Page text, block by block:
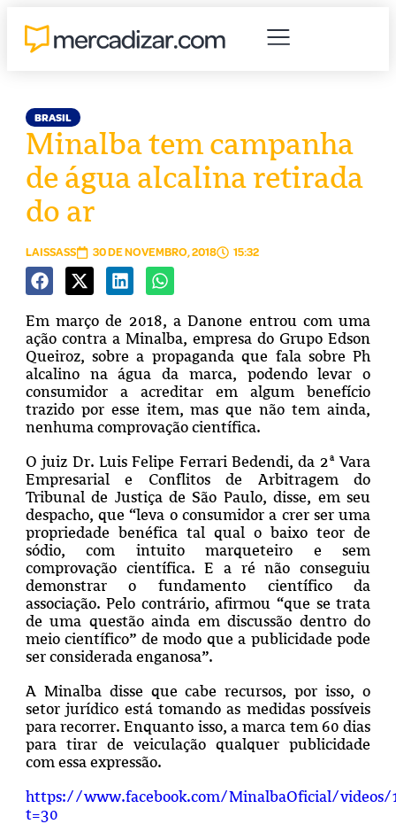
BRASIL
Minalba tem campanha
de água alcalina retirada
do ar
LAISSASS 30 DE NOVEMBRO, 2018 15:32
Em março de 2018, a Danone entrou com uma
ação contra a Minalba, empresa do Grupo Edson
Queiroz, sobre a propaganda que fala sobre Ph
alcalino na água da marca, podendo levar o
consumidor a acreditar em algum benefício
trazido por esse item, mas que não tem ainda,
nenhuma comprovação científica.
O juiz Dr. Luis Felipe Ferrari Bedendi, da 2ª Vara
Empresarial e Conflitos de Arbitragem do
Tribunal de Justiça de São Paulo, disse, em seu
despacho, que “leva o consumidor a crer ser uma
propriedade benéfica tal qual o baixo teor de
sódio, com intuito marqueteiro e sem
comprovação científica. E a ré não conseguiu
demonstrar o fundamento científico da
associação. Pelo contrário, afirmou “que se trata
de uma questão ainda em discussão dentro do
meio científico” de modo que a publicidade pode
ser considerada enganosa”.
A Minalba disse que cabe recursos, por isso, o
setor jurídico está tomando as medidas possíveis
para recorrer. Enquanto isso, a marca tem 60 dias
para tirar de veiculação qualquer publicidade
com essa expressão.
https://www.facebook.com/MinalbaOficial/videos/
t=30